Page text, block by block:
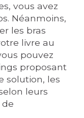
vous avez
Néanmoins,
les bras
livre au
pouvez
proposant
solution, les
leurs